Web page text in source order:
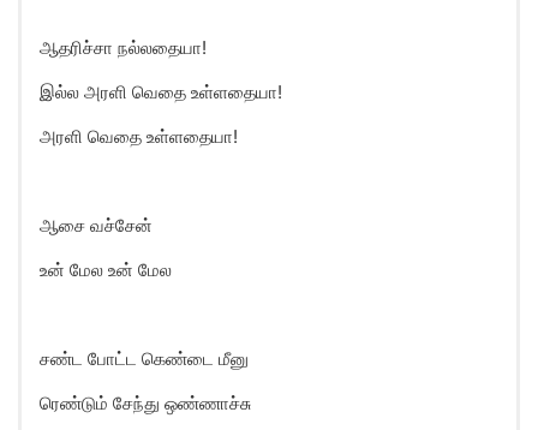
ஆதரிச்சா நல்லதையா!
இல்ல அரளி வெதை உள்ளதையா!
அரளி வெதை உள்ளதையா!
ஆசை வச்சேன்
உன் மேல உன் மேல
சண்ட போட்ட கெண்டை மீனு
ரெண்டும் சேந்து ஒண்ணாச்சு